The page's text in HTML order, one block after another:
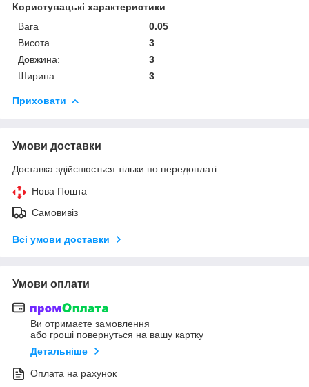
Користувацькі характеристики
Вага
0.05
Висота
3
Довжина:
3
Ширина
3
Приховати
Умови доставки
Доставка здійснюється тільки по передоплаті.
Нова Пошта
Самовивіз
Всі умови доставки
Умови оплати
Ви отримаєте замовлення
або гроші повернуться на вашу картку
Детальніше
Оплата на рахунок